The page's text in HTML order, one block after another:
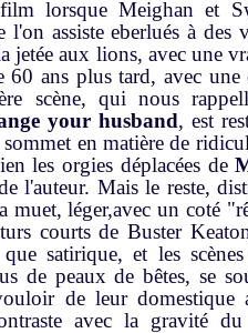
lorsque Meighan et
l'on assiste eberlués à des
jetée aux lions, avec une
ans plus tard, avec une
scène, qui nous
your husband, est
en matière de
les orgies déplacées de
l'auteur. Mais le reste,
muet, léger,avec un coté
courts de Buster
satirique, et les
de peaux de bêtes, se
de leur domestique
avec la gravité